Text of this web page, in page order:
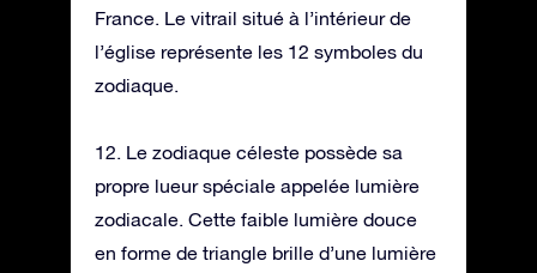
France. Le vitrail situé à l’intérieur de
l’église représente les 12 symboles du
zodiaque.
12. Le zodiaque céleste possède sa
propre lueur spéciale appelée lumière
zodiacale. Cette faible lumière douce
en forme de triangle brille d’une lumière